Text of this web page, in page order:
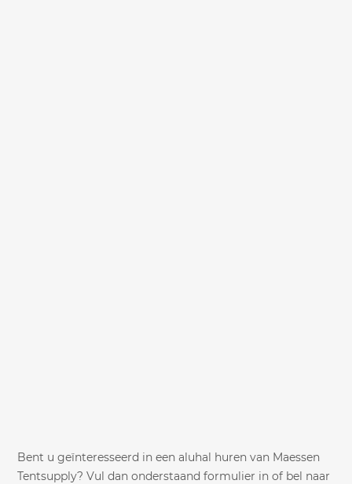
Bent u geïnteresseerd in een aluhal huren van Maessen
Tentsupply? Vul dan onderstaand formulier in of bel naar